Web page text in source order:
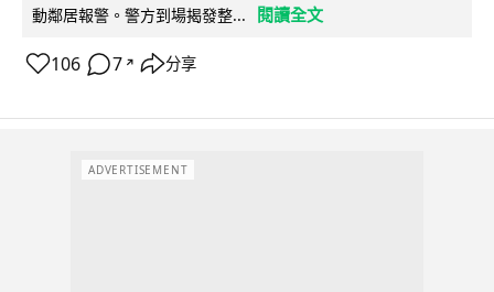
動鄰居報警。警方到場揭發整...
閱讀全文
106 7 ↗ 分享
ADVERTISEMENT